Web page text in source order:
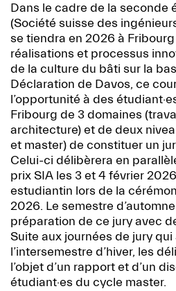
Dans le cadre de la seconde
(Société suisse des
se tiendra en 2026 à
réalisations et processus
de la culture du bâti sur la
Déclaration de Davos, ce
l’opportunité à des
Fribourg de 3 domaines
architecture) et de deux
et master) de constituer un
Celui-ci délibèrera en
prix SIA les 3 et 4 février
estudiantin lors de la
2026. Le semestre
préparation de ce jury avec
Suite aux journées de jury qui
l’intersemestre d’hiver, les
l’objet d’un rapport et d’un
étudiant·es du cycle master.